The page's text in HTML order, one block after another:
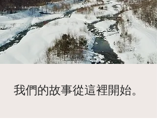
我們的故事從這裡開始。